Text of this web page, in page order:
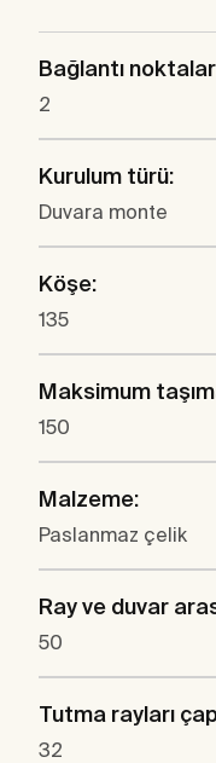
Bağlantı
2
Kurulum türü:
Duvara monte
Köşe:
135
Maksimum
150
Malzeme:
Paslanmaz çelik
Ray ve duvar
50
Tutma rayları
32